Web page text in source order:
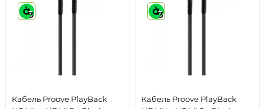
3
Кабель Proove PlayBack
3
Кабель Proove PlayBack